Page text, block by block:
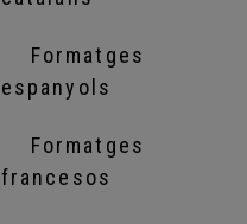
Formatges
espanyols
Formatges
francesos